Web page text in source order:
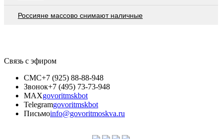
Россияне массово снимают наличные
Связь с эфиром
СМС+7 (925) 88-88-948
Звонок+7 (495) 73-73-948
MAXgovoritmskbot
Telegramgovoritmskbot
Письмоinfo@govoritmoskva.ru